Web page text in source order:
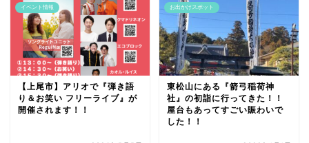
イベント情報
【上尾市】アリオで『弾き語
り＆お笑い フリーライブ』が
開催されます！！
お出かけスポット
東松山にある『箭弓稲荷神
社』の初詣に行ってきた！！
屋台もあってすごい賑わいで
した！！